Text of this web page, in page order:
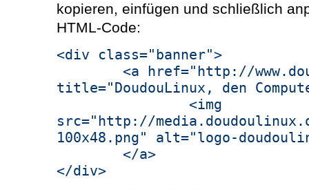
kopieren, einfügen und schließlich
HTML-Code:
<div class="banner">
<a href="http://
title="DoudouLinux, den
<img
src="http://
100x48.png" alt="logo-
</a>
</div>